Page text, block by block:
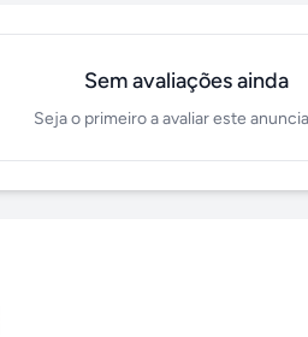
Sem avaliações ainda
Seja o primeiro a avaliar este